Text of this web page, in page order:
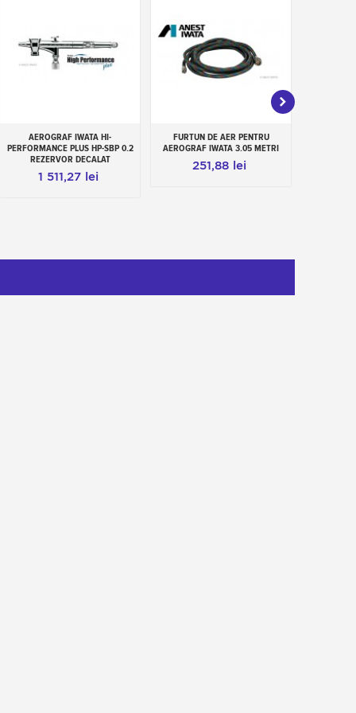
Add to cart
AEROGRAF IWATA HI-
PERFORMANCE PLUS HP-SBP 0.2
REZERVOR DECALAT
1 511,27 lei
Add to cart
FURTUN DE AER PENTRU
AEROGRAF IWATA 3.05 METRI
251,88 lei